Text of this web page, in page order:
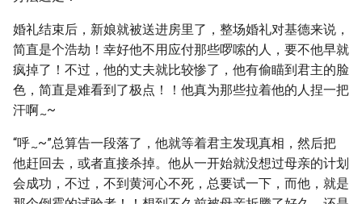
婚礼结束后，新娘就被送进房里了，整场婚礼对基德来说，
简直是个浩劫！幸好他不用应付那些啰嗦的人，要不他早就
疯掉了！不过，他的丈夫就比较惨了，他有偷瞄到君主的脸
色，简直是难看到了极点！！他真为那些拉着他的人捏一把
汗啊~~
“呼~~”总算告一段落了，他就等着君主发现真相，然后把
他赶回去，或者直接杀掉。他从一开始就没想过母亲的计划
会成功，不过，不到黄河心不死，总要试一下，而他，就是